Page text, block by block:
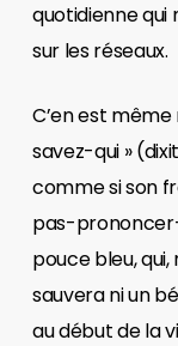
quotidienne qui
sur les réseaux.
C’en est
savez-qui »
comme si son
pas-
pouce bleu,
sauvera ni un
au début de la